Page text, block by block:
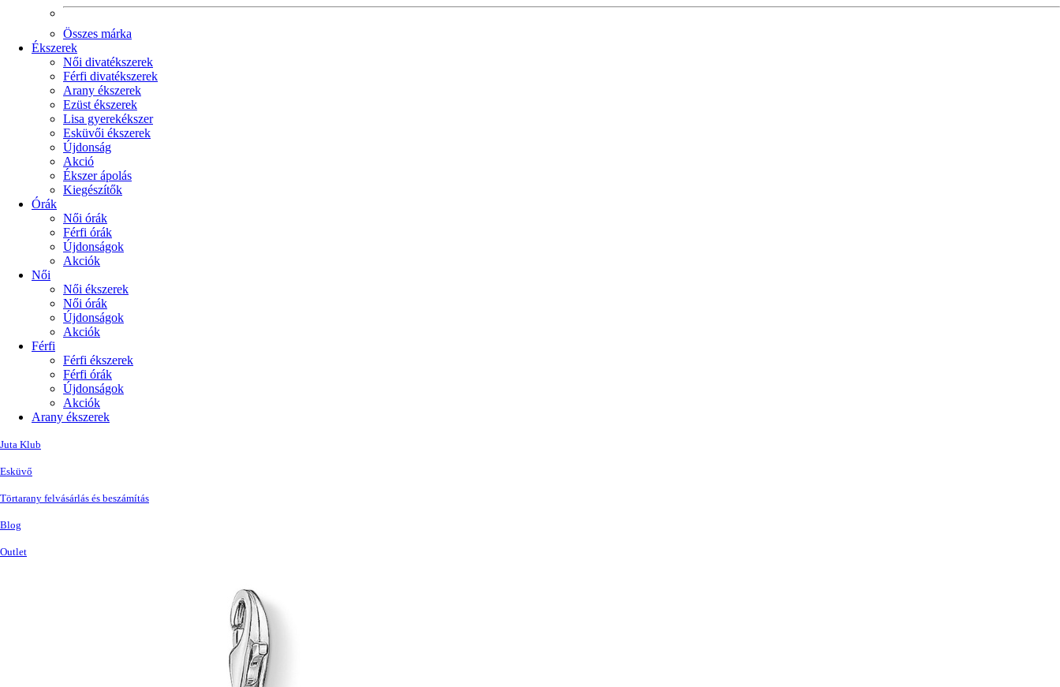
Összes márka
Ékszerek
Női divatékszerek
Férfi divatékszerek
Arany ékszerek
Ezüst ékszerek
Lisa gyerekékszer
Esküvői ékszerek
Újdonság
Akció
Ékszer ápolás
Kiegészítők
Órák
Női órák
Férfi órák
Újdonságok
Akciók
Női
Női ékszerek
Női órák
Újdonságok
Akciók
Férfi
Férfi ékszerek
Férfi órák
Újdonságok
Akciók
Arany ékszerek
Juta Klub
Esküvő
Törtarany felvásárlás és beszámítás
Blog
Outlet